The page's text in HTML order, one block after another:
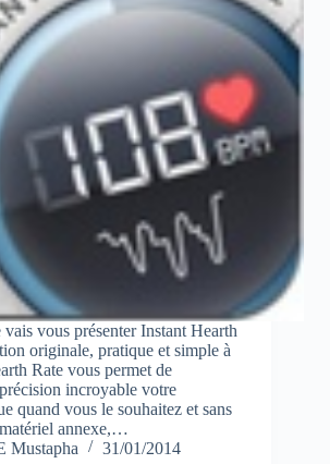
vous présenter Instant Hearth
originale, pratique et simple à
Rate vous permet de
incroyable votre
quand vous le souhaitez et sans
annexe,…
31/01/2014